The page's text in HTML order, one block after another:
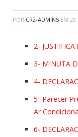
POR CR2-ADMIN5 EM 20
2-
3- MINUTA
4-
5- Parecer
Ar
6-